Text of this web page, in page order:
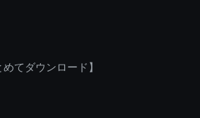
てダウンロード】